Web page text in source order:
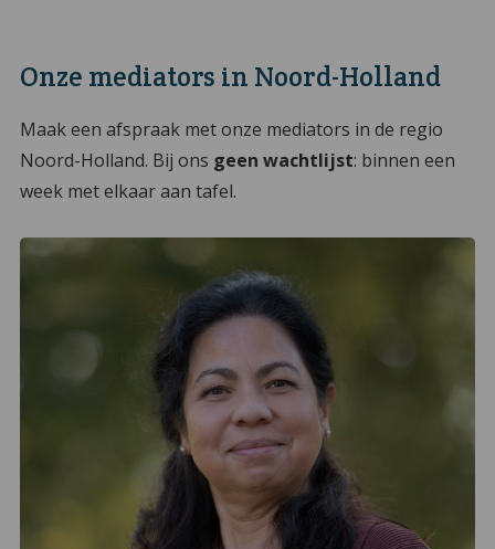
Onze mediators in Noord-Holland
Maak een afspraak met onze mediators in de regio
Noord-Holland. Bij ons geen wachtlijst: binnen een
week met elkaar aan tafel.